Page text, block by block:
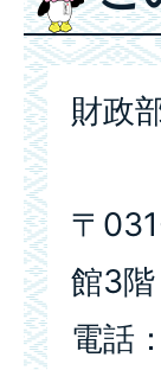
財政
〒
館3階
電話